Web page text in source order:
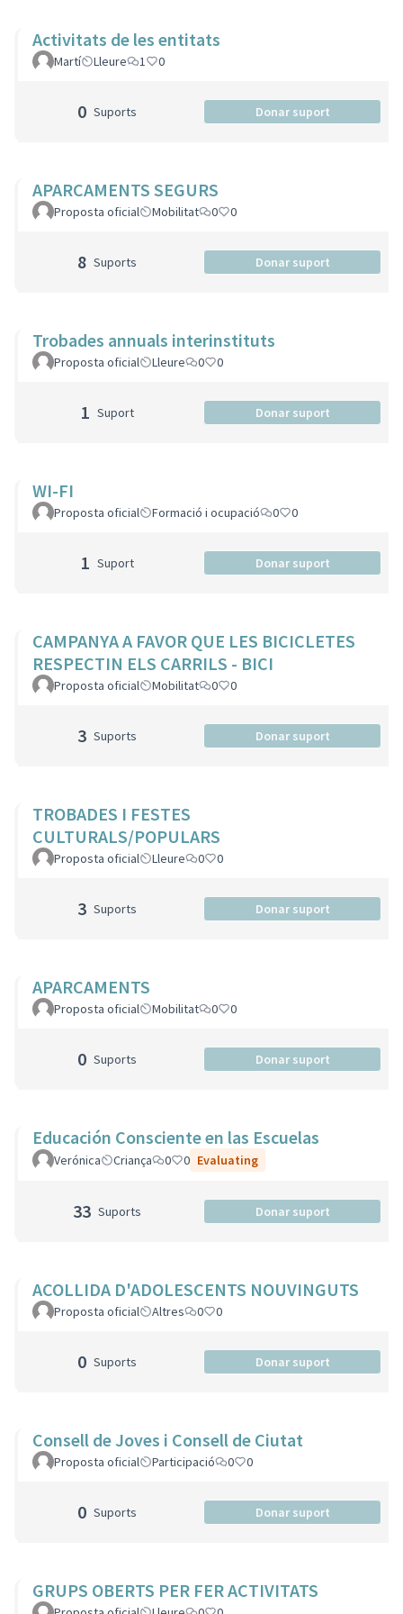
Activitats de les entitats
Martí Lleure 1 0
0 Suports Donar suport
APARCAMENTS SEGURS
Proposta oficial Mobilitat 0 0
8 Suports Donar suport
Trobades annuals interinstituts
Proposta oficial Lleure 0 0
1 Suport Donar suport
WI-FI
Proposta oficial Formació i ocupació 0 0
1 Suport Donar suport
CAMPANYA A FAVOR QUE LES BICICLETES
RESPECTIN ELS CARRILS - BICI
Proposta oficial Mobilitat 0 0
3 Suports Donar suport
TROBADES I FESTES
CULTURALS/POPULARS
Proposta oficial Lleure 0 0
3 Suports Donar suport
APARCAMENTS
Proposta oficial Mobilitat 0 0
0 Suports Donar suport
Educación Consciente en las Escuelas
Verónica Criança 0 0 Evaluating
33 Suports Donar suport
ACOLLIDA D'ADOLESCENTS NOUVINGUTS
Proposta oficial Altres 0 0
0 Suports Donar suport
Consell de Joves i Consell de Ciutat
Proposta oficial Participació 0 0
0 Suports Donar suport
GRUPS OBERTS PER FER ACTIVITATS